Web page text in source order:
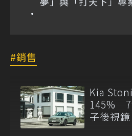
銷售
Kia
145%
子後視鏡